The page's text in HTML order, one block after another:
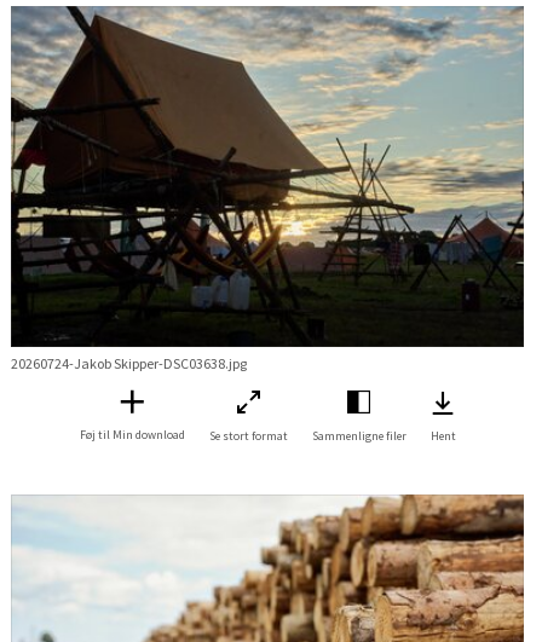
20260724-Jakob Skipper-DSC03638.jpg
Føj til Min download Se stort format Sammenligne filer Hent